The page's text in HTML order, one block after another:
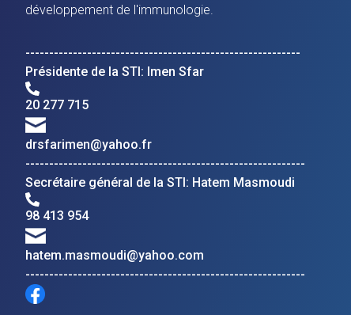
développement de l'immunologie.
----------------------------------------------------------
Présidente de la STI: Imen Sfar
20 277 715
drsfarimen@yahoo.fr
-----------------------------------------------------------
Secrétaire général de la STI: Hatem Masmoudi
98 413 954
hatem.masmoudi@yahoo.com
-----------------------------------------------------------